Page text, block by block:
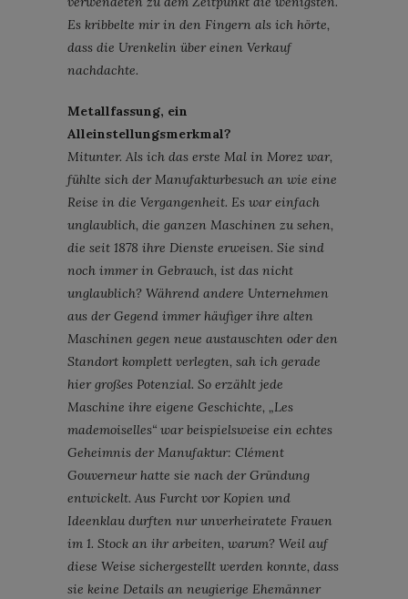
Es kribbelte mir in den Fingern als ich hörte,
dass die Urenkelin über einen Verkauf
nachdachte.
Metallfassung, ein
Alleinstellungsmerkmal?
Mitunter. Als ich das erste Mal in Morez war,
fühlte sich der Manufakturbesuch an wie eine
Reise in die Vergangenheit. Es war einfach
unglaublich, die ganzen Maschinen zu sehen,
die seit 1878 ihre Dienste erweisen. Sie sind
noch immer in Gebrauch, ist das nicht
unglaublich? Während andere Unternehmen
aus der Gegend immer häufiger ihre alten
Maschinen gegen neue austauschten oder den
Standort komplett verlegten, sah ich gerade
hier großes Potenzial. So erzählt jede
Maschine ihre eigene Geschichte, „Les
mademoiselles“ war beispielsweise ein echtes
Geheimnis der Manufaktur: Clément
Gouverneur hatte sie nach der Gründung
entwickelt. Aus Furcht vor Kopien und
Ideenklau durften nur unverheiratete Frauen
im 1. Stock an ihr arbeiten, warum? Weil auf
diese Weise sichergestellt werden konnte, dass
sie keine Details an neugierige Ehemänner